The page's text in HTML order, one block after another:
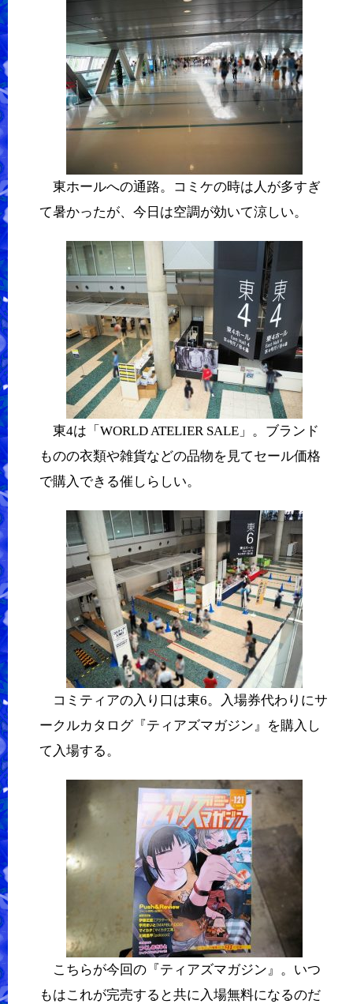
東ホールへの通路。コミケの時は人が多すぎ
て暑かったが、今日は空調が効いて涼しい。
東4は「WORLD ATELIER SALE」。ブランド
ものの衣類や雑貨などの品物を見てセール価格
で購入できる催しらしい。
コミティアの入り口は東6。入場券代わりにサ
ークルカタログ『ティアズマガジン』を購入し
て入場する。
こちらが今回の『ティアズマガジン』。いつ
もはこれが完売すると共に入場無料になるのだ